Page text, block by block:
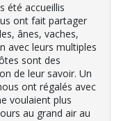
été accueillis
ont fait partager
ânes, vaches,
avec leurs multiples
sont des
de leur savoir. Un
ont régalés avec
voulaient plus
au grand air au